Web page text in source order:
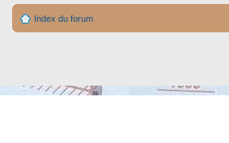
Index du forum